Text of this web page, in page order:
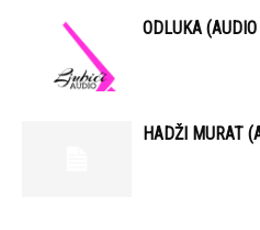
ODLUKA
HADŽI MURAT